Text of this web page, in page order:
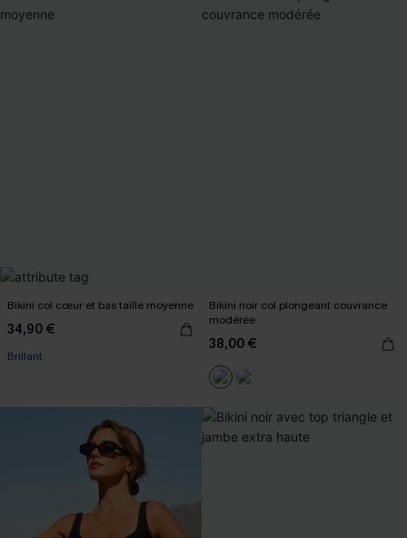
Bikini col cœur et bas taille moyenne
34,90 €
Brillant
Bikini noir col plongeant couvrance
modérée
38,00 €